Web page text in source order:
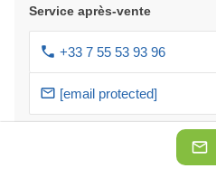
Service après-vente
+33 7 55 53 93 96
[email protected]